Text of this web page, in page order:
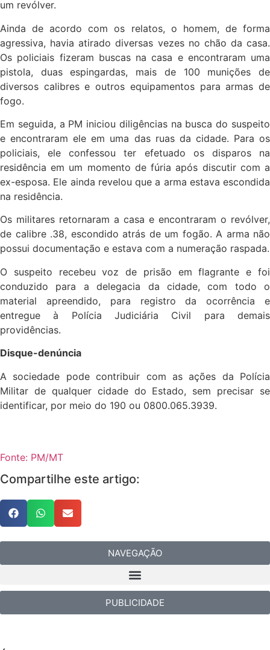
um revólver.
Ainda de acordo com os relatos, o homem, de forma
agressiva, havia atirado diversas vezes no chão da casa.
Os policiais fizeram buscas na casa e encontraram uma
pistola, duas espingardas, mais de 100 munições de
diversos calibres e outros equipamentos para armas de
fogo.
Em seguida, a PM iniciou diligências na busca do suspeito
e encontraram ele em uma das ruas da cidade. Para os
policiais, ele confessou ter efetuado os disparos na
residência em um momento de fúria após discutir com a
ex-esposa. Ele ainda revelou que a arma estava escondida
na residência.
Os militares retornaram a casa e encontraram o revólver,
de calibre .38, escondido atrás de um fogão. A arma não
possui documentação e estava com a numeração raspada.
O suspeito recebeu voz de prisão em flagrante e foi
conduzido para a delegacia da cidade, com todo o
material apreendido, para registro da ocorrência e
entregue à Polícia Judiciária Civil para demais
providências.
Disque-denúncia
A sociedade pode contribuir com as ações da Polícia
Militar de qualquer cidade do Estado, sem precisar se
identificar, por meio do 190 ou 0800.065.3939.
Fonte: PM/MT
Compartilhe este artigo:
NAVEGAÇÃO
PUBLICIDADE